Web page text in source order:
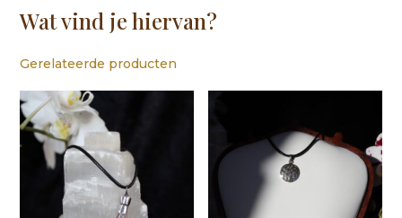
Wat vind je hiervan?
Gerelateerde producten